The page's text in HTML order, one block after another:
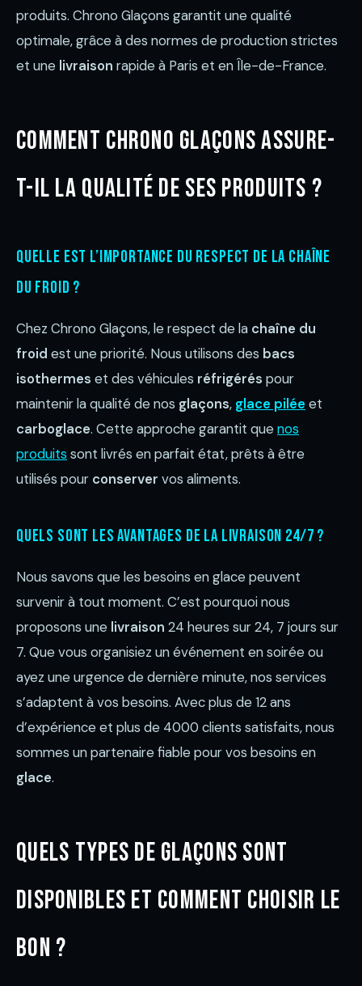
produits. Chrono Glaçons garantit une qualité
optimale, grâce à des normes de production strictes
et une livraison rapide à Paris et en Île-de-France.
Comment Chrono Glaçons assure-
t-il la qualité de ses produits ?
Quelle est l’importance du respect de la chaîne
du froid ?
Chez Chrono Glaçons, le respect de la chaîne du
froid est une priorité. Nous utilisons des bacs
isothermes et des véhicules réfrigérés pour
maintenir la qualité de nos glaçons, glace pilée et
carboglace. Cette approche garantit que nos
produits sont livrés en parfait état, prêts à être
utilisés pour conserver vos aliments.
Quels sont les avantages de la livraison 24/7 ?
Nous savons que les besoins en glace peuvent
survenir à tout moment. C’est pourquoi nous
proposons une livraison 24 heures sur 24, 7 jours sur
7. Que vous organisiez un événement en soirée ou
ayez une urgence de dernière minute, nos services
s’adaptent à vos besoins. Avec plus de 12 ans
d’expérience et plus de 4000 clients satisfaits, nous
sommes un partenaire fiable pour vos besoins en
glace.
Quels types de glaçons sont
disponibles et comment choisir le
bon ?